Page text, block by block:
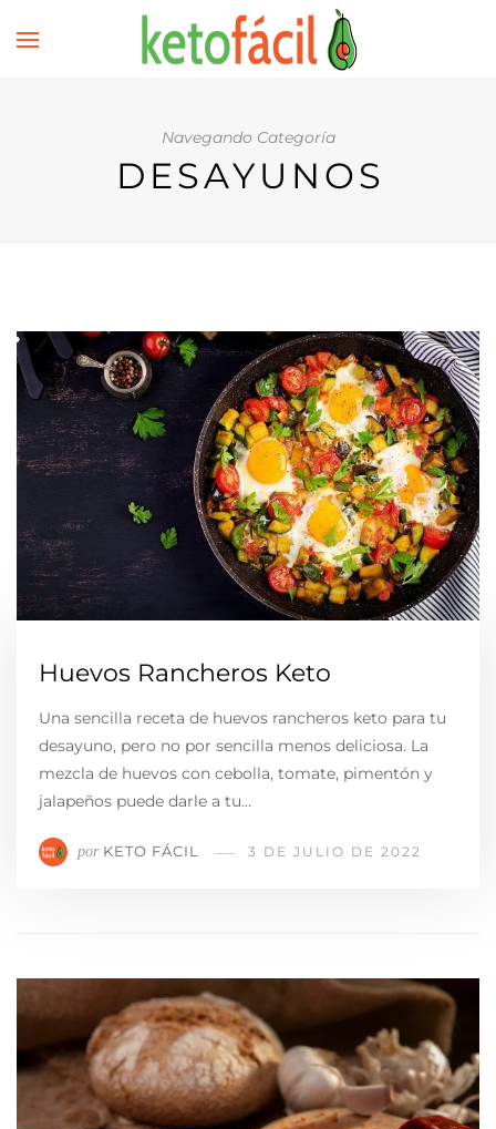
Navegando Categoría
DESAYUNOS
Huevos Rancheros Keto
Una sencilla receta de huevos rancheros keto para tu
desayuno, pero no por sencilla menos deliciosa. La
mezcla de huevos con cebolla, tomate, pimentón y
jalapeños puede darle a tu…
por KETO FÁCIL 3 DE JULIO DE 2022